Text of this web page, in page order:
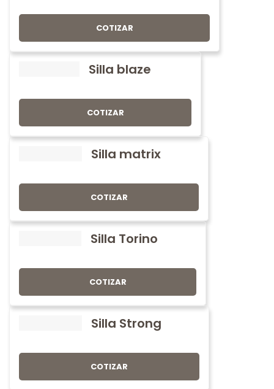
COTIZAR
Silla blaze
COTIZAR
Silla matrix
COTIZAR
Silla Torino
COTIZAR
Silla Strong
COTIZAR